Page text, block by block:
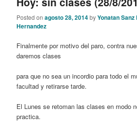
Posted onagosto 28, 2014byYonatan Sanz
Hernandez
Finalmente por motivo del paro, contra
daremos clases
para que no sea un incordio para todo el
facultad y retirarse tarde.
El Lunes se retoman las clases en modo
practica.